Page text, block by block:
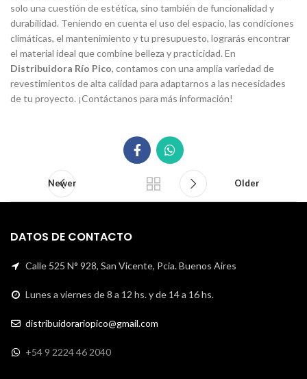
solo una cuestión de estética, sino también de funcionalidad y
durabilidad. Teniendo en cuenta el uso del espacio, las condiciones
climáticas, el mantenimiento y tu presupuesto, lograrás encontrar
el material ideal que combine belleza y practicidad. En
Distribuidora Río Pico, contamos con una amplia variedad de
revestimientos de alta calidad para adaptarnos a las necesidades
de tu proyecto. ¡Contáctanos para más información!
Newer Older
DATOS DE CONTACTO
Calle 525 N° 928, San Vicente, Pcia. Buenos Aires
Lunes a viernes de 8 a 12 hs. y de 14 a 16 hs.
distribuidorariopico@gmail.com
+54 9 2224 46 2040